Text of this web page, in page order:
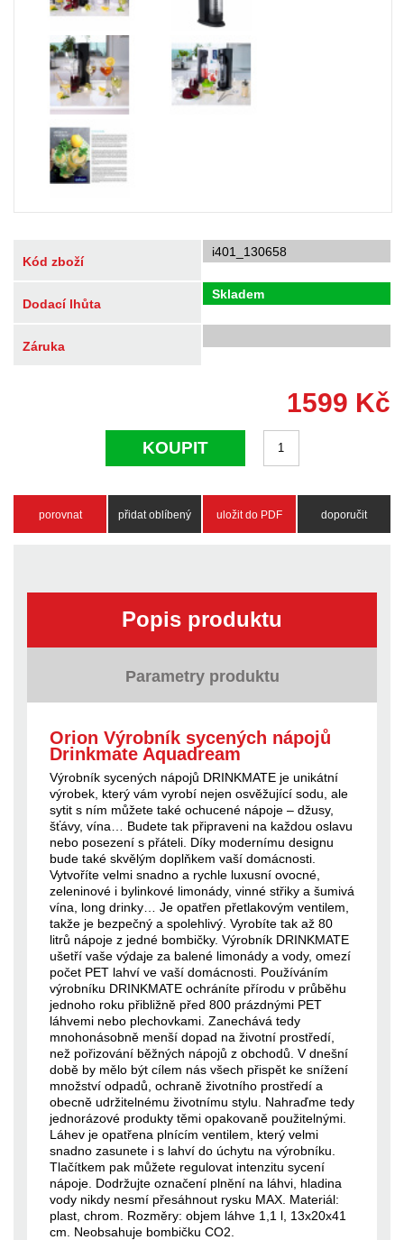
Kód zboží
i401_130658
Dodací lhůta
Skladem
Záruka
1599 Kč
KOUPIT
porovnat přidat oblíbený uložit do PDF doporučit
Popis produktu
Parametry produktu
Orion Výrobník sycených nápojů
Drinkmate Aquadream
Výrobník sycených nápojů DRINKMATE je unikátní
výrobek, který vám vyrobí nejen osvěžující sodu, ale
sytit s ním můžete také ochucené nápoje – džusy,
šťávy, vína… Budete tak připraveni na každou oslavu
nebo posezení s přáteli. Díky modernímu designu
bude také skvělým doplňkem vaší domácnosti.
Vytvoříte velmi snadno a rychle luxusní ovocné,
zeleninové i bylinkové limonády, vinné střiky a šumivá
vína, long drinky… Je opatřen přetlakovým ventilem,
takže je bezpečný a spolehlivý. Vyrobíte tak až 80
litrů nápoje z jedné bombičky. Výrobník DRINKMATE
ušetří vaše výdaje za balené limonády a vody, omezí
počet PET lahví ve vaší domácnosti. Používáním
výrobníku DRINKMATE ochráníte přírodu v průběhu
jednoho roku přibližně před 800 prázdnými PET
láhvemi nebo plechovkami. Zanechává tedy
mnohonásobně menší dopad na životní prostředí,
než pořizování běžných nápojů z obchodů. V dnešní
době by mělo být cílem nás všech přispět ke snížení
množství odpadů, ochraně životního prostředí a
obecně udržitelnému životnímu stylu. Nahraďme tedy
jednorázové produkty těmi opakovaně použitelnými.
Láhev je opatřena plnícím ventilem, který velmi
snadno zasunete i s lahví do úchytu na výrobníku.
Tlačítkem pak můžete regulovat intenzitu sycení
nápoje. Dodržujte označení plnění na láhvi, hladina
vody nikdy nesmí přesáhnout rysku MAX. Materiál:
plast, chrom. Rozměry: objem láhve 1,1 l, 13x20x41
cm. Neobsahuje bombičku CO2.